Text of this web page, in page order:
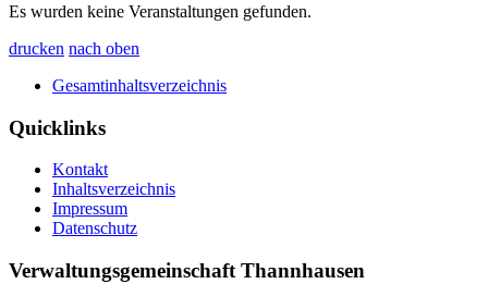
Es wurden keine Veranstaltungen gefunden.
drucken nach oben
Gesamtinhaltsverzeichnis
Quicklinks
Kontakt
Inhaltsverzeichnis
Impressum
Datenschutz
Verwaltungsgemeinschaft Thannhausen